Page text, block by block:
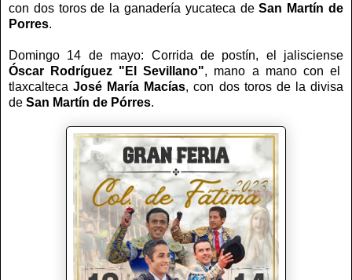
con dos toros de la ganadería yucateca deSan Martín de
Porres.
Domingo 14 de mayo: Corrida de postín, el jalisciense
Óscar Rodríguez "El Sevillano", mano a mano con el
tlaxcaltecaJosé María Macías, con dos toros de la divisa
de San Martín de Pórres.